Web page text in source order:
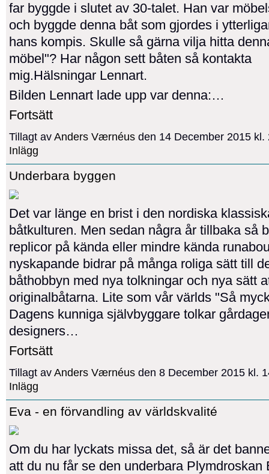
far byggde i slutet av 30-talet. Han var
och byggde denna båt som gjordes i
hans kompis. Skulle så gärna vilja hitta
möbel"? Har någon sett båten så kontakta
mig.Hälsningar Lennart.
Bilden Lennart lade upp var denna:…
Fortsätt
Tillagt av Anders Værnéus den 14 December 2015
Inlägg
Underbara byggen
Det var länge en brist i den nordiska
båtkulturen. Men sedan några år tillbaka så
replicor på kända eller mindre kända
nyskapande bidrar på många roliga sätt till
båthobbyn med nya tolkningar och nya sätt
originalbåtarna. Lite som vår världs "Så
Dagens kunniga självbyggare tolkar
designers…
Fortsätt
Tillagt av Anders Værnéus den 8 December 2015 kl.
Inlägg
Eva - en förvandling av världskvalité
Om du har lyckats missa det, så är det
att du nu får se den underbara Plymdroskan